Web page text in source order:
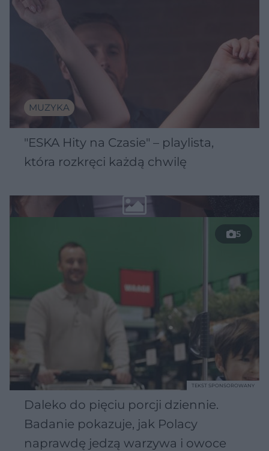
MUZYKA
"ESKA Hity na Czasie" – playlista,
która rozkręci każdą chwilę
5
Daleko do pięciu porcji dziennie.
Badanie pokazuje, jak Polacy
naprawdę jedzą warzywa i owoce
TEKST SPONSOROWANY